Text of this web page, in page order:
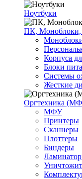
Ноутбуки
ПК,
Корпуса
Блоки
Системы
Жесткие
Оргтехника
МФУ
Принтеры
Сканнеры
Плоттеры
Биндеры